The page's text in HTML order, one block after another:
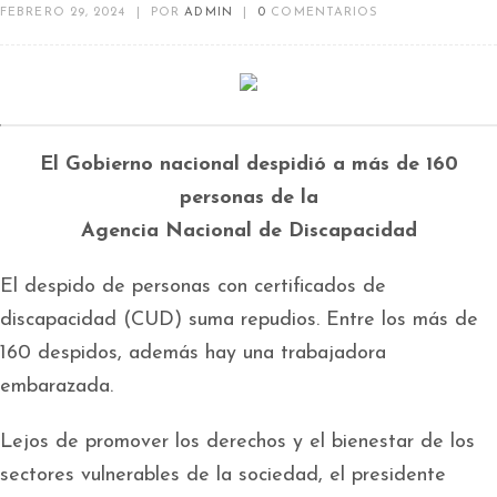
FEBRERO 29, 2024 PORADMIN 0 COMENTARIOS
El Gobierno nacional despidió a más de 160
personas de la
Agencia Nacional de Discapacidad
El despido de personas con certificados de
discapacidad (CUD) suma repudios. Entre los más de
160 despidos, además hay una trabajadora
embarazada.
Lejos de promover los derechos y el bienestar de los
sectores vulnerables de la sociedad, el presidente